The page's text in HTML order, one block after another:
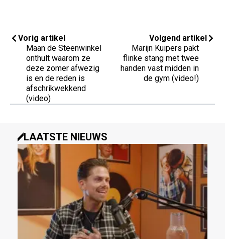
Vorig artikel
Maan de Steenwinkel
onthult waarom ze
deze zomer afwezig
is en de reden is
afschrikwekkend
(video)
Volgend artikel
Marijn Kuipers pakt
flinke stang met twee
handen vast midden in
de gym (video!)
LAATSTE NIEUWS